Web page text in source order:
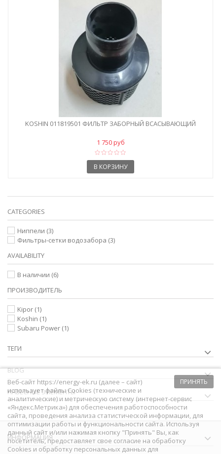
KOSHIN 011819501 ФИЛЬТР ЗАБОРНЫЙ ВСАСЫВАЮЩИЙ
1 750 руб
В КОРЗИНУ
CATEGORIES
Ниппели (3)
Фильтры-сетки водозабора (3)
AVAILABILITY
В наличии (6)
ПРОИЗВОДИТЕЛЬ
Kipor (1)
Koshin (1)
Subaru Power (1)
ТЕГИ
BLOG
НАВЕСНЫЕ ЭЛЕМЕНТЫ
ИНФОРМАЦИЯ
ПРИНЯТЬ
Веб-сайт https://energy-ek.ru (далее – сайт)
использует файлы Cookies (технические и
аналитические) и метрическую систему (интернет-сервис
«Яндекс.Метрика») для обеспечения работоспособности
сайта, проведения анализа статистической информации, для
оптимизации работы и функциональности сайта. Используя
данный сайт и/или нажимая кнопку "Принять" Вы, как
посетитель, предоставляет свое согласие на обработку
Сookies и обработку персональных данных для